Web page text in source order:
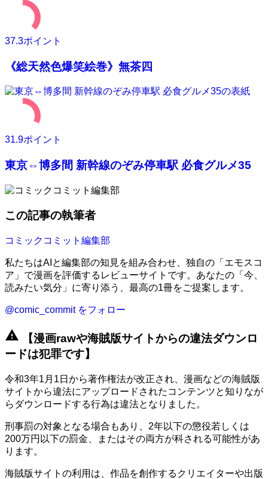
37.3ポイント
《総天然色爆笑絵巻》無茶四
31.9ポイント
東京⇔博多間 新幹線のぞみ停車駅 必食グルメ35
この記事の執筆者
コミックコミット編集部
私たちはAIと編集部の知見を組み合わせ、独自の「エモスコ
ア」で漫画を評価するレビューサイトです。あなたの「今、
読みたい気分」に寄り添う、最高の1冊をご提案します。
@comic_commit をフォロー
warning 【漫画rawや海賊版サイトからの違法ダウンロ
ードは犯罪です】
令和3年1月1日から著作権法が改正され、漫画などの海賊版
サイトから違法にアップロードされたコンテンツと知りなが
らダウンロードする行為は違法となりました。
刑事罰の対象となる場合もあり、2年以下の懲役若しくは
200万円以下の罰金、またはその両方が科される可能性があ
ります。
海賊版サイトの利用は、作品を創作するクリエイターや出版